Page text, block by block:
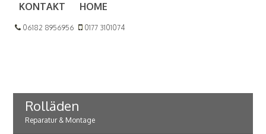
KONTAKT HOME
06182 8956956 0177 3101074
Rolläden
Reparatur & Montage